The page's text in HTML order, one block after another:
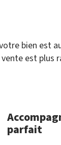
bien est
est plus
parfait